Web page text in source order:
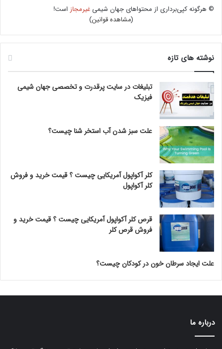
© هرگونه کپی‌برداری از محتواهای جهان شیمیغیرمجاز است!
(مشاهده قوانین)
نوشته های تازه
تبلیغات در سایت پرقدرت و تخصصی جهان شیمی
فیزیک
علت سبز شدن آب استخر شنا چیست؟
کلر آکواپول آمریکایی چیست ؟ قیمت خرید و فروش
کلر آکواپول
قرص کلر آکواپول آمریکایی چیست ؟ قیمت خرید و
فروش قرص کلر
علت ایجاد سرطان خون در کودکان چیست؟
درباره ما